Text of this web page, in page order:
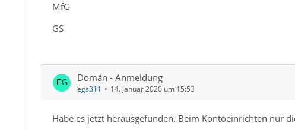
MfG
GS
Domän - Anmeldung
egs311 14. Januar 2020 um 15:53
Habe es jetzt herausgefunden. Beim Kontoeinrichten nur